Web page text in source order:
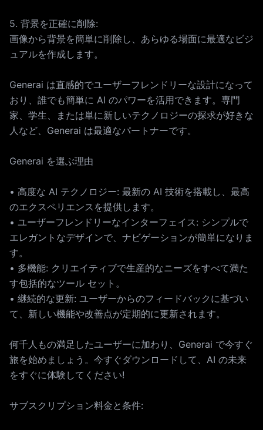
5. 背景を正確に削除:
画像から背景を簡単に削除し、あらゆる場面に最適なビジ
ュアルを作成します。
Generai は直感的でユーザーフレンドリーな設計になって
おり、誰でも簡単に AI のパワーを活用できます。専門
家、学生、または単に新しいテクノロジーの探求が好きな
人など、Generai は最適なパートナーです。
Generai を選ぶ理由
• 高度な AI テクノロジー: 最新の AI 技術を搭載し、最高
のエクスペリエンスを提供します。
• ユーザーフレンドリーなインターフェイス: シンプルで
エレガントなデザインで、ナビゲーションが簡単になりま
す。
• 多機能: クリエイティブで生産的なニーズをすべて満た
す包括的なツール セット。
• 継続的な更新: ユーザーからのフィードバックに基づい
て、新しい機能や改善点が定期的に更新されます。
何千人もの満足したユーザーに加わり、Generai で今すぐ
旅を始めましょう。今すぐダウンロードして、AI の未来
をすぐに体験してください!
サブスクリプション料金と条件: